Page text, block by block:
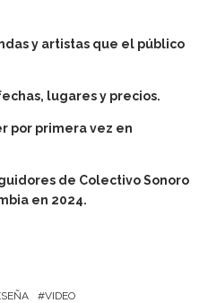
y artistas que el público
lugares y precios.
por primera vez en
de Colectivo Sonoro
en 2024.
VIDEO